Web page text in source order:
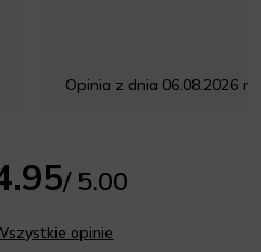
Opinia z dnia 06.08.2026 r.
/ 5.00
opinie